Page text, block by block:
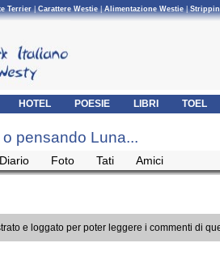
Terrier|Carattere Westie|Alimentazione Westie|
HOTEL POESIE LIBRI TOEL
pensando Luna...
Diario Foto Tati Amici
e loggato per poter leggere i commenti di